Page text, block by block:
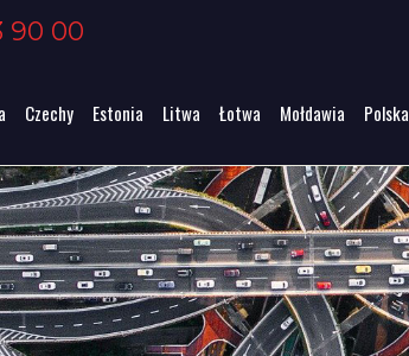
90 00
Czechy Estonia Litwa Łotwa Mołdawia Polska